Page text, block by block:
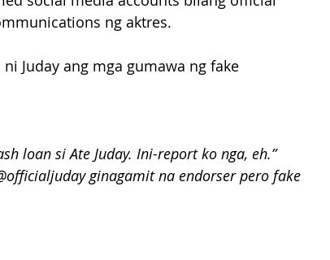
ng aktres.
Juday ang mga gumawa ng fake
loan si Ate Juday. Ini-report ko nga, eh.”
ginagamit na endorser pero fake